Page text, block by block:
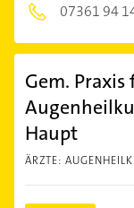
07361 94
Gem. Praxis
Haupt
ÄRZTE: